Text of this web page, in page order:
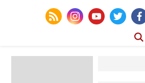
facebook
twitter
youtube
instagram
rss feed